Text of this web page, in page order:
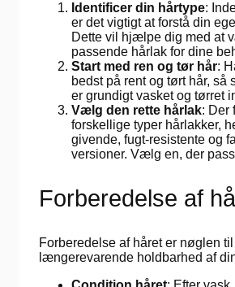
Identificer din hårtype:
er det vigtigt at forstå din
Dette vil hjælpe dig med at
passende hårlak for dine
Start med ren og tør hår:
bedst på rent og tørt hår, så
er grundigt vasket og tørret
Vælg den rette hårlak: Der
forskellige typer hårlakker,
givende, fugt-resistente og
versioner. Vælg en, der
Forberedelse af
Forberedelse af håret er nøglen
længerevarende holdbarhed af